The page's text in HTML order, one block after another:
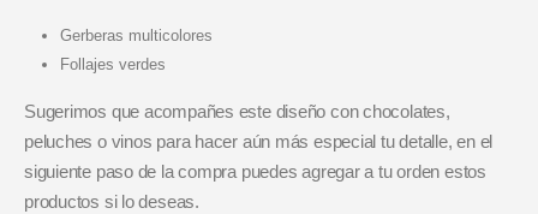
Gerberas multicolores
Follajes verdes
Sugerimos que acompañes este diseño con chocolates,
peluches o vinos para hacer aún más especial tu detalle, en el
siguiente paso de la compra puedes agregar a tu orden estos
productos si lo deseas.